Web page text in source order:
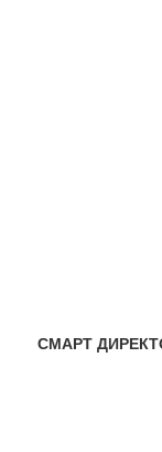
СМАРТ